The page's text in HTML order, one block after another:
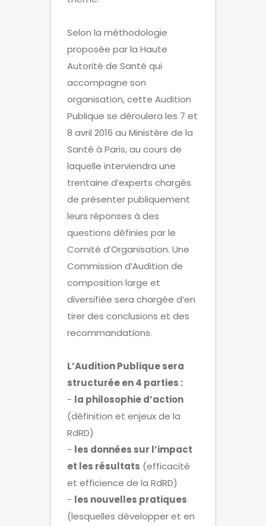
Selon la méthodologie
proposée par la Haute
Autorité de Santé qui
accompagne son
organisation, cette Audition
Publique se déroulera les 7 et
8 avril 2016 au Ministère de la
Santé à Paris, au cours de
laquelle interviendra une
trentaine d’experts chargés
de présenter publiquement
leurs réponses à des
questions définies par le
Comité d’Organisation. Une
Commission d’Audition de
composition large et
diversifiée sera chargée d’en
tirer des conclusions et des
recommandations.
L’Audition Publique sera
structurée en 4 parties :
- la philosophie d’action
(définition et enjeux de la
RdRD)
- les données sur l’impact
et les résultats (efficacité
et efficience de la RdRD)
- les nouvelles pratiques
(lesquelles développer et en